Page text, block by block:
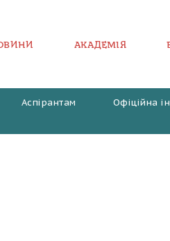
АКАДЕМІЯ
Аспірантам Офіційна